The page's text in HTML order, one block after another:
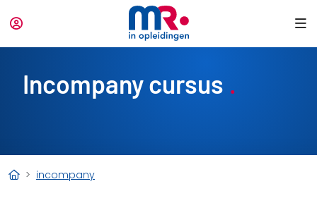
Incompany cursus
incompany